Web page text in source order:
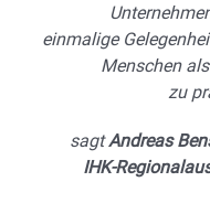
einmalige
Menschen
zu
sagtAndreas
IHK-